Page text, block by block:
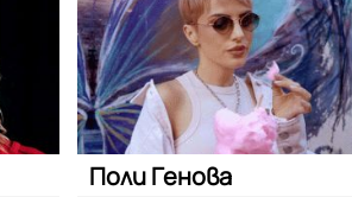
Поли Генова